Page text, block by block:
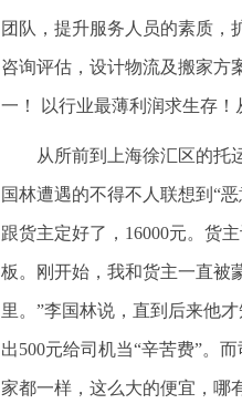
团队，提升服务人员的素质，
咨询评估，设计物流及搬家方
一！ 以行业最薄利润求生存
从所前到上海徐汇区的托
国林遭遇的不得不人联想到“
跟货主定好了，16000元。货
板。刚开始，我和货主一直被
里。”李国林说，直到后来他
出500元给司机当“辛苦费”。
家都一样，这么大的便宜，哪